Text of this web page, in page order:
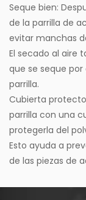
Seque bien:
de la parrilla de
evitar manchas
El secado al aire
que se seque
parrilla.
Cubierta
parrilla con una
protegerla del
Esto ayuda a
de las piezas de